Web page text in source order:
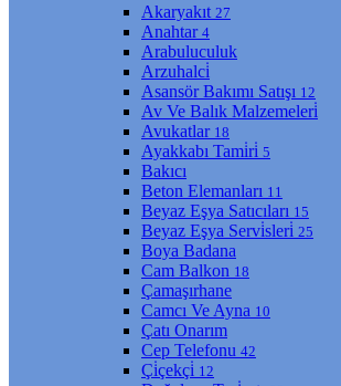
Akaryakıt 27
Anahtar 4
Arabuluculuk
Arzuhalci̇
Asansör Bakımı Satışı 12
Av Ve Balık Malzemeleri̇
Avukatlar 18
Ayakkabı Tami̇ri̇ 5
Bakıcı
Beton Elemanları 11
Beyaz Eşya Satıcıları 15
Beyaz Eşya Servi̇sleri̇ 25
Boya Badana
Cam Balkon 18
Çamaşırhane
Camcı Ve Ayna 10
Çatı Onarım
Cep Telefonu 42
Çi̇çekçi̇ 12